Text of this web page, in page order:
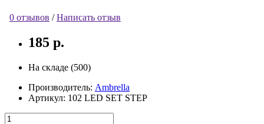
0 отзывов /Написать отзыв
185 р.
На складе (500)
Производитель: Ambrella
Артикул: 102 LED SET STEP